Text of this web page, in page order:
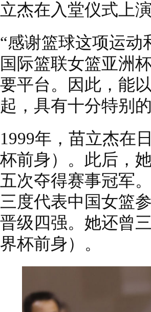
立杰在入堂仪式上
“感谢篮球这项运
国际篮联女篮亚洲
要平台。因此，能
起，具有十分特别
1999年，苗立杰在
杯前身）。此后，
五次夺得赛事冠军
三度代表中国女篮
晋级四强。她还曾
界杯前身）。